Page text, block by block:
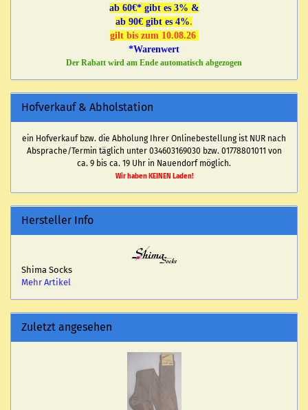
ab 60€* gibt es 3% &
ab 90€ gibt es 4%.
gilt bis zum 10.08.26
*Warenwert
Der Rabatt wird am Ende automatisch abgezogen
Hofverkauf & Abholstation
ein Hofverkauf bzw. die Abholung Ihrer Onlinebestellung ist NUR nach
Absprache/Termin täglich unter 034603169030 bzw. 01778801011 von
ca. 9 bis ca. 19 Uhr in Nauendorf möglich.
Wir haben KEINEN Laden!
Hersteller Info
Shima Socks
Mehr Artikel
Zuletzt angesehen